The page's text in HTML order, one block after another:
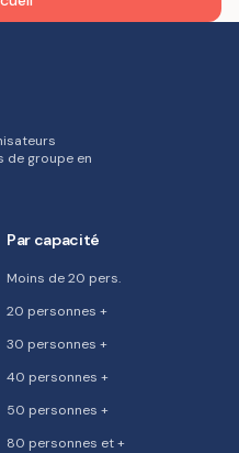
de groupe en
Par capacité
Moins de 20 pers.
20 personnes +
30 personnes +
40 personnes +
50 personnes +
80 personnes et +